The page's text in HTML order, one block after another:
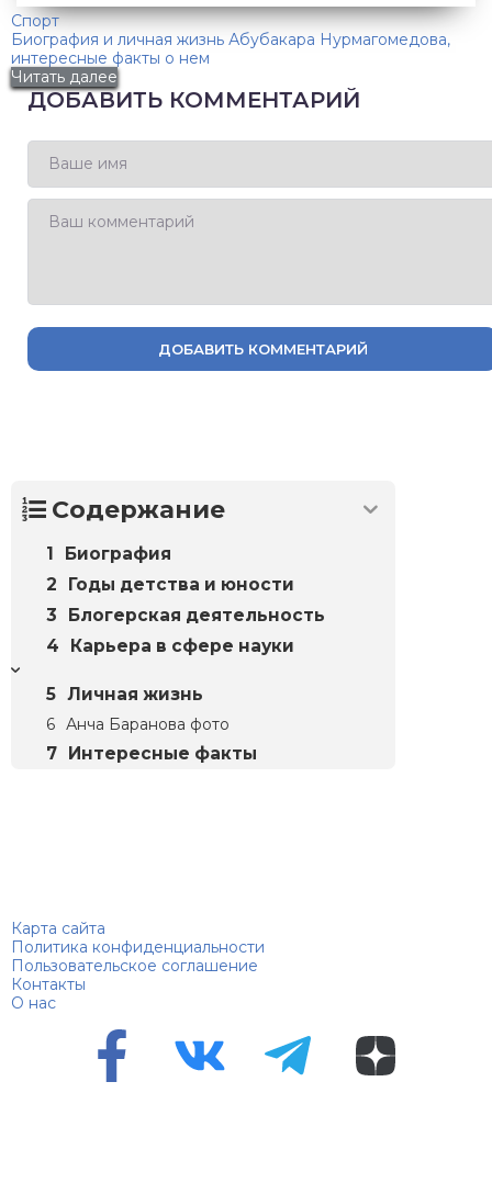
Спорт
Биография и личная жизнь Абубакара Нурмагомедова,
интересные факты о нем
Читать далее
ДОБАВИТЬ КОММЕНТАРИЙ
ДОБАВИТЬ КОММЕНТАРИЙ
Содержание
Биография
Годы детства и юности
Блогерская деятельность
Карьера в сфере науки
Личная жизнь
Анча Баранова фото
Интересные факты
Карта сайта
Политика конфиденциальности
Пользовательское соглашение
Контакты
О нас